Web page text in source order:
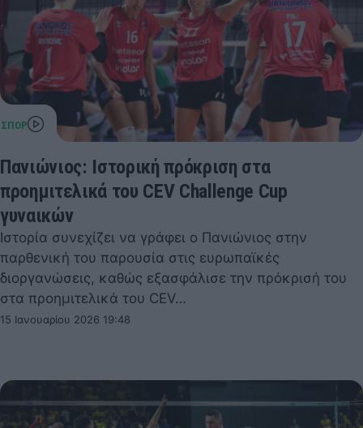
Πανιώνιος: Ιστορική πρόκριση στα
προημιτελικά του CEV Challenge Cup
γυναικών
Ιστορία συνεχίζει να γράφει ο Πανιώνιος στην
παρθενική του παρουσία στις ευρωπαϊκές
διοργανώσεις, καθώς εξασφάλισε την πρόκρισή του
στα προημιτελικά του CEV…
15 Ιανουαρίου 2026 19:48